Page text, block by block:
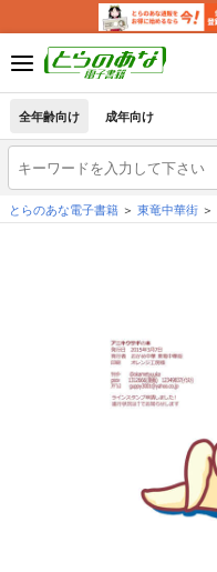
全年齢向け 成年向け
とらのあな電子書籍
東竜中華街